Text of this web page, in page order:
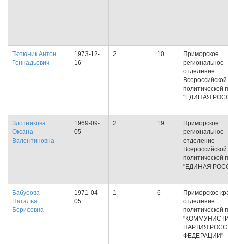
Тютюник Антон
Геннадьевич
1973-12-
16
2 10
Приморское
региональное
отделение
Всероссийской
политической
"ЕДИНАЯ
Злотникова
Оксана
Валентиновна
1969-09-
05
2 19
Приморское
региональное
отделение
Всероссийской
политической
"ЕДИНАЯ
Бабусова
Наталья
Борисовна
1971-04-
05
1 6
Приморское
отделение
политической
ПАРТИЯ
ФЕДЕРАЦИИ"